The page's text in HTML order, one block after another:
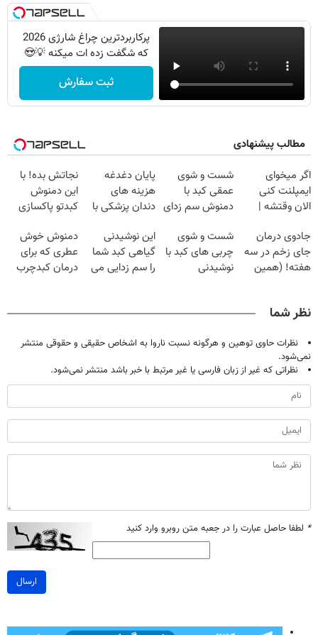
پرکاربردترین چراغ شارژی 2026
که شگفت زده ات میکنه 💡😍
ثبت سفارش
مطالب پیشنهادی
اگر میخوای
ایمپلنت کنی
الان وقتشه |
میلیون تومان!!!
شست و شوی
عمقی کبد با
دمنوش سم زدای
پایان دغدغه
هزینه های
دندان پزشکی با
خانگی
نجاتش بده! با
این دمنوش
کبدتو پاکسازی
مرجوعی
جادوی درمان
جای زخم در سه
هفته! (همین
شست و شوی
چربی های کبد با
نوشیدنی
این نوشیدنی
گیاهی کبد شما
را سم زدایی می
دمنوش خوش
عطری که برای
درمان کبدچرب
نظر شما
نظرات حاوی توهین و هرگونه نسبت ناروا به اشخاص حقیقی و حقوقی منتشر
نمی‌شود.
نظراتی که غیر از زبان فارسی یا غیر مرتبط با خبر باشد منتشر نمی‌شود.
* لطفا حاصل عبارت را در جعبه متن روبرو وارد کنید
ارسال